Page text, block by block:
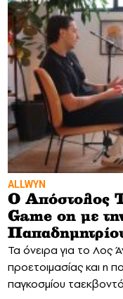
ALLWYN
Ο Απόστολος
Game on με
Τα όνειρα για το Λος
προετοιμασίας και η
παγκοσμίου ταεκβοντό